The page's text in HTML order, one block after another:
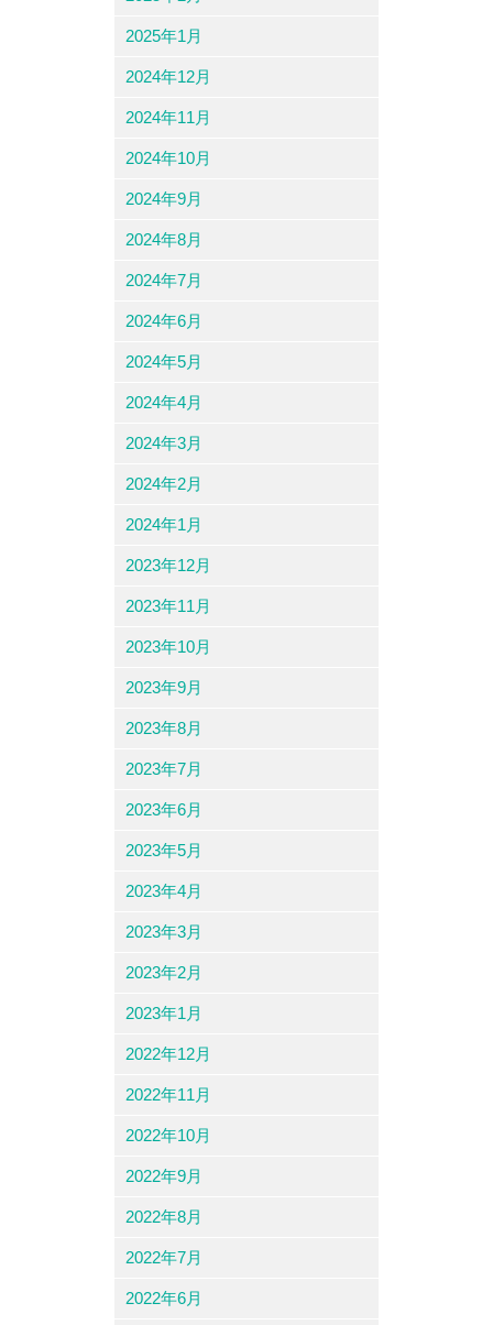
2025年1月
2024年12月
2024年11月
2024年10月
2024年9月
2024年8月
2024年7月
2024年6月
2024年5月
2024年4月
2024年3月
2024年2月
2024年1月
2023年12月
2023年11月
2023年10月
2023年9月
2023年8月
2023年7月
2023年6月
2023年5月
2023年4月
2023年3月
2023年2月
2023年1月
2022年12月
2022年11月
2022年10月
2022年9月
2022年8月
2022年7月
2022年6月